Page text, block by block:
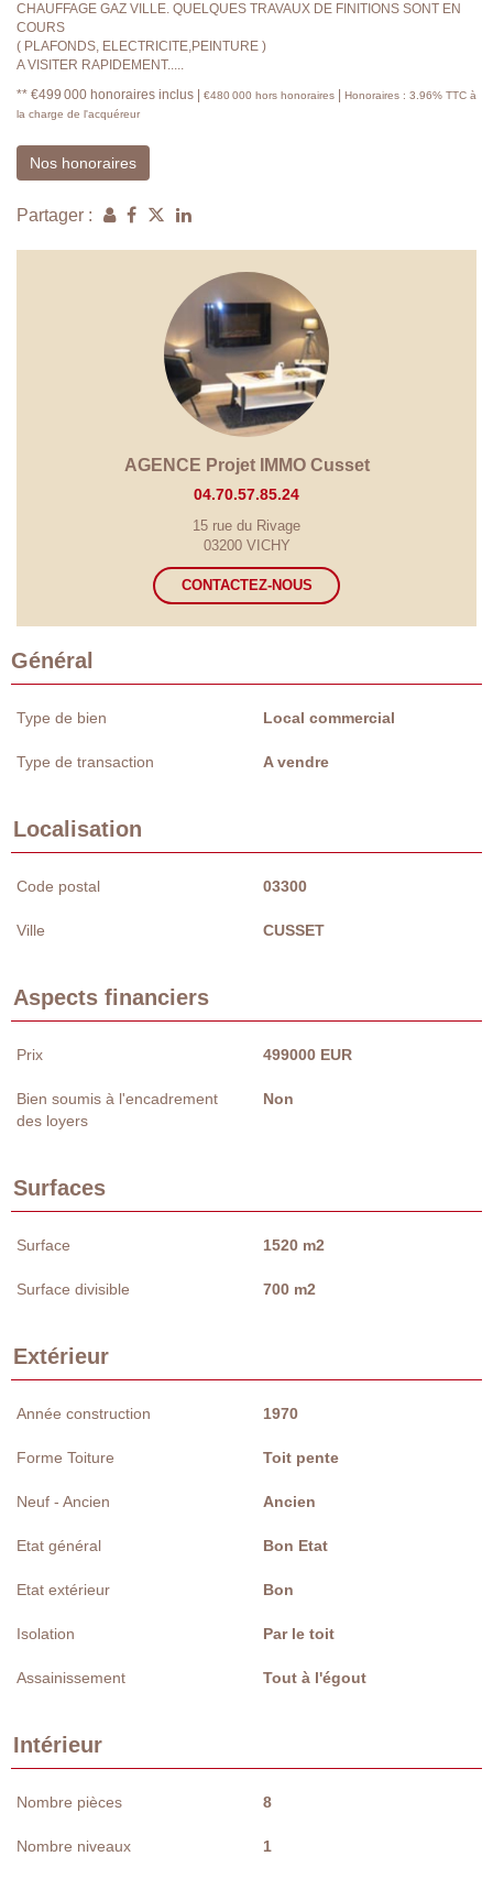
CHAUFFAGE GAZ VILLE. QUELQUES TRAVAUX DE FINITIONS SONT EN
COURS
( PLAFONDS, ELECTRICITE,PEINTURE )
A VISITER RAPIDEMENT.....
** €499 000 honoraires inclus €480 000 hors honoraires
Honoraires : 3.96% TTC à
la charge de l'acquéreur
Nos honoraires
Partager :
AGENCE Projet IMMO Cusset
04.70.57.85.24
15 rue du Rivage
03200 VICHY
CONTACTEZ-NOUS
Général
Type de bien Local commercial
Type de transaction A vendre
Localisation
Code postal 03300
Ville CUSSET
Aspects financiers
Prix 499000 EUR
Bien soumis à l'encadrement
des loyers
Non
Surfaces
Surface 1520 m2
Surface divisible 700 m2
Extérieur
Année construction 1970
Forme Toiture Toit pente
Neuf - Ancien Ancien
Etat général Bon Etat
Etat extérieur Bon
Isolation Par le toit
Assainissement Tout à l'égout
Intérieur
Nombre pièces 8
Nombre niveaux 1